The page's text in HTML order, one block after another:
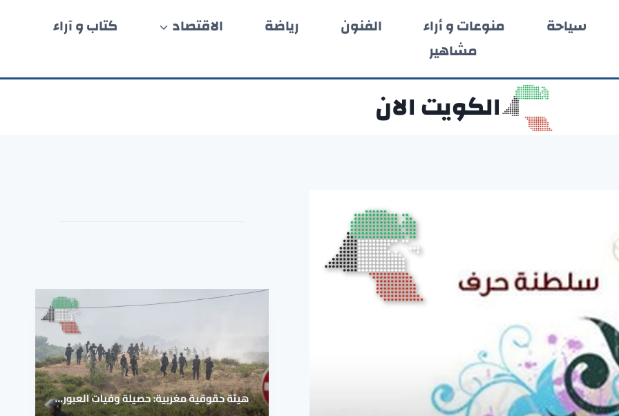
سياحة منوعات و أراء الفنون رياضة الاقتصاد
كتاب و آراء
مشاهير
الكويت الان